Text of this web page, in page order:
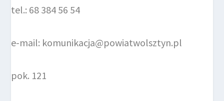
tel.: 68 384 56 54
e-mail: komunikacja@powiatwolsztyn.pl
pok. 121